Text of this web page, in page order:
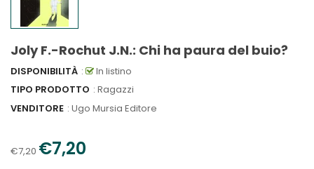
Joly F.-Rochut J.N.: Chi ha paura del buio?
DISPONIBILITÀ :
In listino
TIPO PRODOTTO : Ragazzi
VENDITORE : Ugo Mursia Editore
€7,20 €7,20